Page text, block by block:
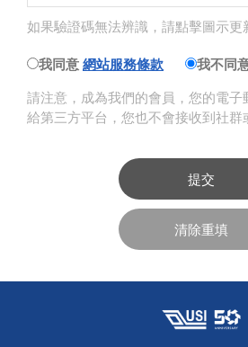
如果驗證碼無法辨識，請點擊圖示更
我同意 網站服務條款
我不同
請注意，成為我們的會員，您的電子
給第三方平台，您也不會接收到社群
提交
清除重填